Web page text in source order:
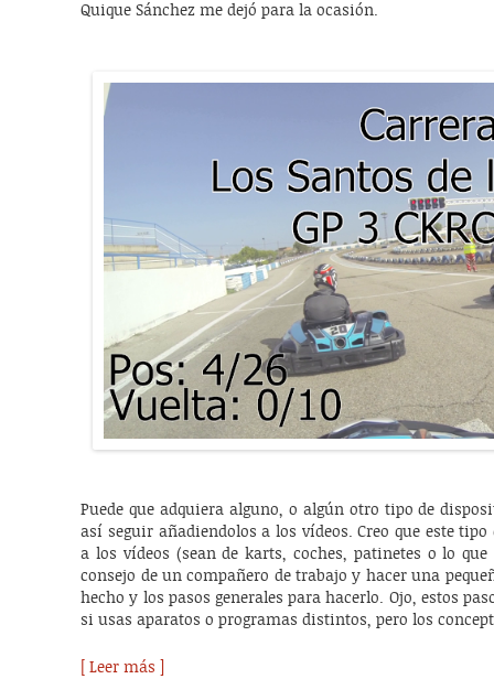
Quique Sánchez me dejó para la ocasión.
Puede que adquiera alguno, o algún otro tipo de
así seguir añadiendolos a los vídeos. Creo que este
a los vídeos (sean de karts, coches, patinetes o lo
consejo de un compañero de trabajo y hacer una
hecho y los pasos generales para hacerlo. Ojo, estos
si usas aparatos o programas distintos, pero los
[ Leer más ]